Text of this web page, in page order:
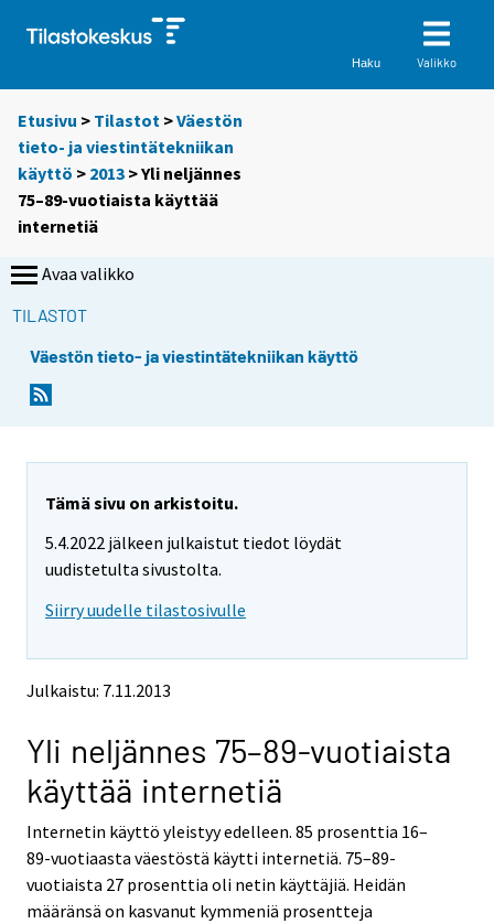
Haku Valikko
Etusivu > Tilastot >Väestön
tieto- ja viestintätekniikan
käyttö > 2013 > Yli neljännes
75–89-vuotiaista käyttää
internetiä
Avaa valikko
TILASTOT
Väestön tieto- ja viestintätekniikan käyttö
Tämä sivu on arkistoitu.
5.4.2022 jälkeen julkaistut tiedot löydät
uudistetulta sivustolta.
Siirry uudelle tilastosivulle
Julkaistu: 7.11.2013
Yli neljännes 75–89-vuotiaista
käyttää internetiä
Internetin käyttö yleistyy edelleen. 85 prosenttia 16–
89-vuotiaasta väestöstä käytti internetiä. 75–89-
vuotiaista 27 prosenttia oli netin käyttäjiä. Heidän
määränsä on kasvanut kymmeniä prosentteja